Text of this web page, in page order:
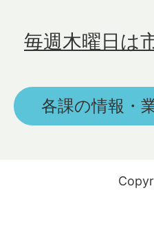
毎週木曜日は
各課の情報・